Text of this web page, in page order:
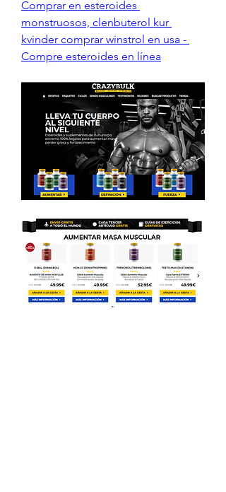
Comprar en esteroides
monstruosos, clenbuterol kur
kvinder comprar winstrol en usa -
Compre esteroides en línea